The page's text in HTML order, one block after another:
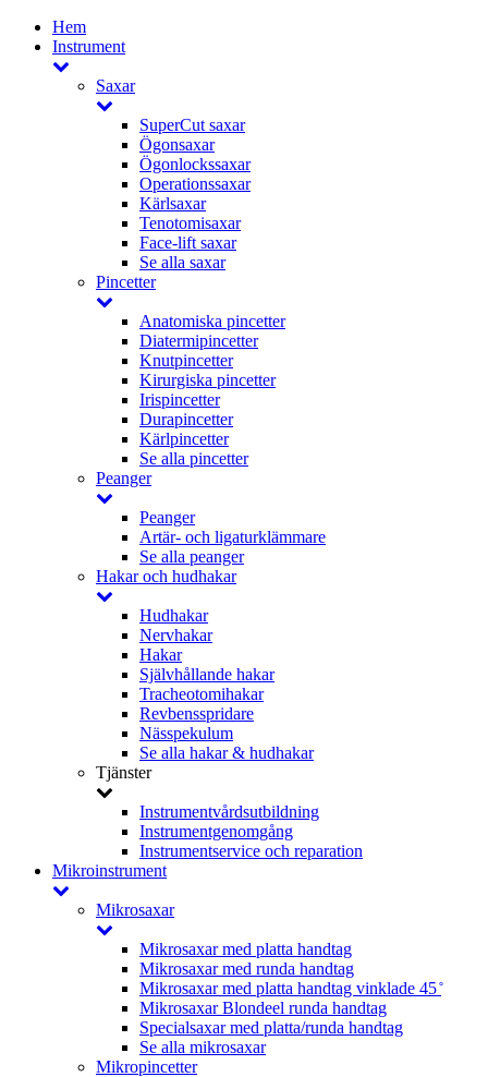
Hem
Instrument
Saxar
SuperCut saxar
Ögonsaxar
Ögonlockssaxar
Operationssaxar
Kärlsaxar
Tenotomisaxar
Face-lift saxar
Se alla saxar
Pincetter
Anatomiska pincetter
Diatermipincetter
Knutpincetter
Kirurgiska pincetter
Irispincetter
Durapincetter
Kärlpincetter
Se alla pincetter
Peanger
Peanger
Artär- och ligaturklämmare
Se alla peanger
Hakar och hudhakar
Hudhakar
Nervhakar
Hakar
Självhållande hakar
Tracheotomihakar
Revbensspridare
Nässpekulum
Se alla hakar & hudhakar
Tjänster
Instrumentvårdsutbildning
Instrumentgenomgång
Instrumentservice och reparation
Mikroinstrument
Mikrosaxar
Mikrosaxar med platta handtag
Mikrosaxar med runda handtag
Mikrosaxar med platta handtag vinklade 45 ̊
Mikrosaxar Blondeel runda handtag
Specialsaxar med platta/runda handtag
Se alla mikrosaxar
Mikropincetter